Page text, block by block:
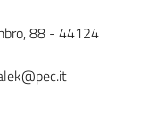
88 - 44124